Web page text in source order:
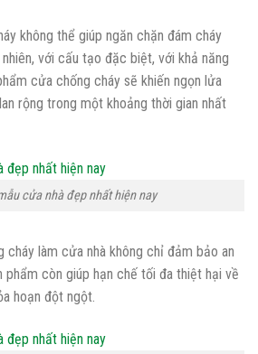
không thể giúp ngăn chặn đám cháy
với cấu tạo đặc biệt, với khả năng
cửa chống cháy sẽ khiến ngọn lửa
rộng trong một khoảng thời gian nhất
cửa nhà đẹp nhất hiện nay
làm cửa nhà không chỉ đảm bảo an
phẩm còn giúp hạn chế tối đa thiệt hại về
hoạn đột ngột.